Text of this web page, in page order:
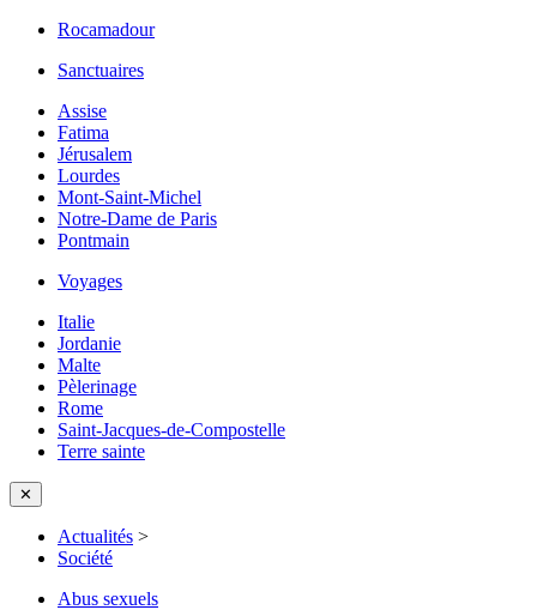
Rocamadour
Sanctuaires
Assise
Fatima
Jérusalem
Lourdes
Mont-Saint-Michel
Notre-Dame de Paris
Pontmain
Voyages
Italie
Jordanie
Malte
Pèlerinage
Rome
Saint-Jacques-de-Compostelle
Terre sainte
✕
Actualités >
Société
Abus sexuels